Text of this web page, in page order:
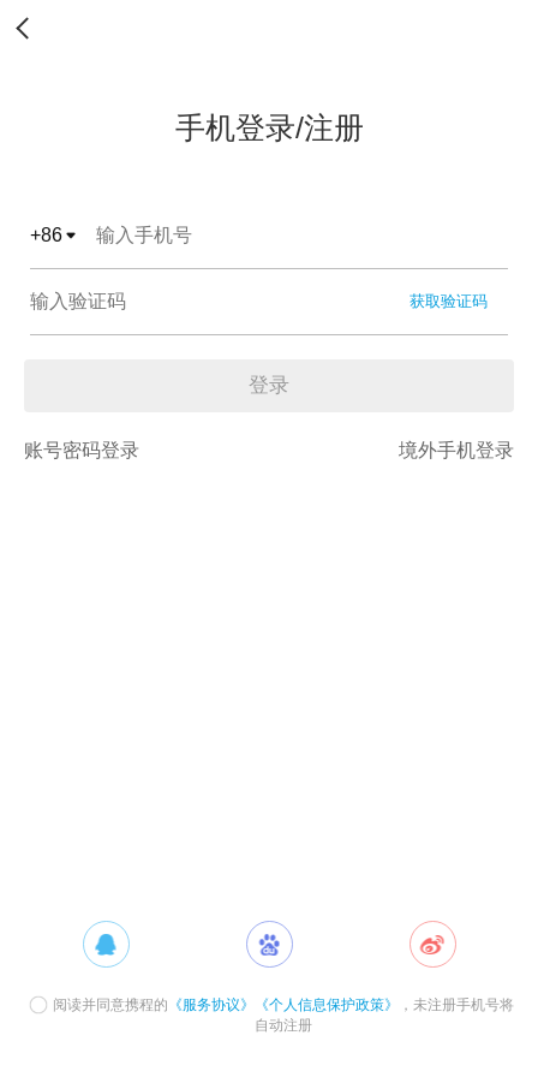
手机登录/注册
+86
获取验证码
登录
账号密码登录 境外手机登录
阅读并同意携程的 《服务协议》 《个人信息保护政策》
，未注册手机号将
自动注册